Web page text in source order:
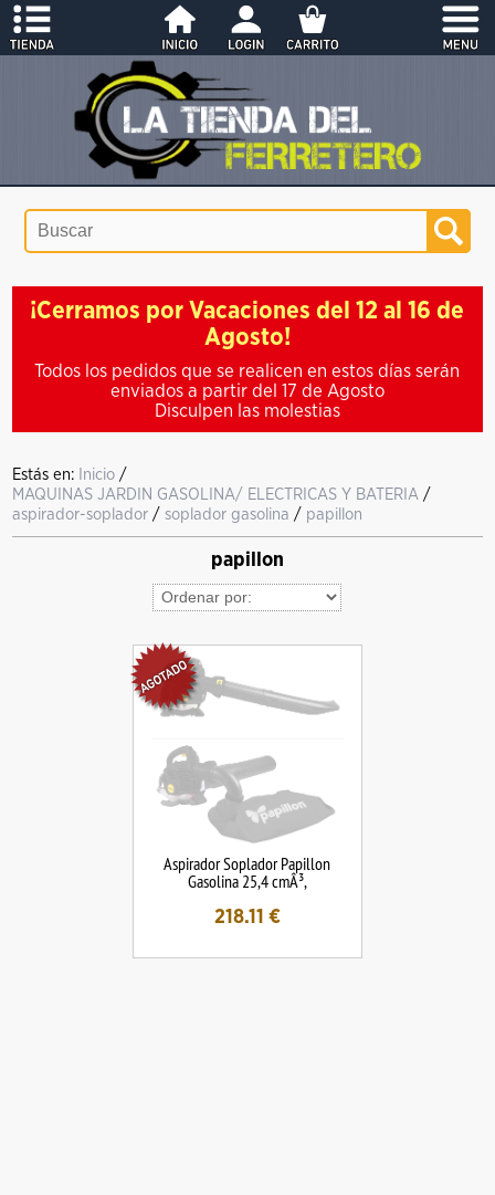
¡Cerramos por Vacaciones del 12 al 16 de
Agosto!
Todos los pedidos que se realicen en estos días serán
enviados a partir del 17 de Agosto
Disculpen las molestias
Estás en: Inicio /
MAQUINAS JARDIN GASOLINA/ ELECTRICAS Y BATERIA /
aspirador-soplador /soplador gasolina / papillon
papillon
Aspirador Soplador Papillon
Gasolina 25,4 cmÂ³,
218.11 €